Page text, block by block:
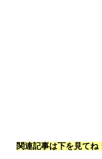
関連記事は下を見てね